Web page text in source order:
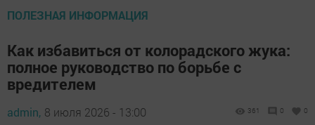
ПОЛЕЗНАЯ ИНФОРМАЦИЯ
Как избавиться от колорадского жука:
полное руководство по борьбе с
вредителем
admin, 8 июля 2026 - 13:00 361 0 0